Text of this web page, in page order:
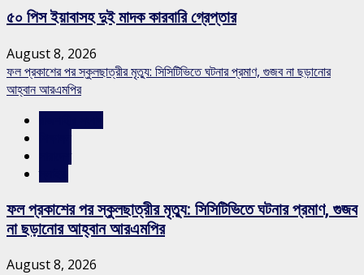
৫০ পিস ইয়াবাসহ দুই মাদক কারবারি গ্রেপ্তার
August 8, 2026
ফল প্রকাশের পর স্কুলছাত্রীর মৃত্যু: সিসিটিভিতে ঘটনার প্রমাণ, গুজব না ছড়ানোর
আহ্বান আরএমপির
ফল প্রকাশের পর স্কুলছাত্রীর মৃত্যু: সিসিটিভিতে ঘটনার প্রমাণ, গুজব
না ছড়ানোর আহ্বান আরএমপির
August 8, 2026